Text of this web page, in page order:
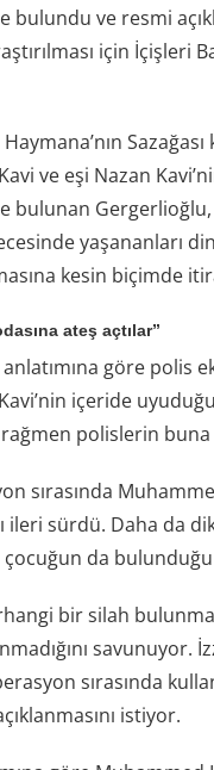
bulundu ve resmi
için İçişleri
ve eşi Nazan
bulunan Gergerlioğlu,
yaşananları
kesin biçimde
ateş açtılar”
anlatımına göre
içeride
polislerin
sırasında
ileri sürdü. Daha da
da bulunduğu
bir silah
savunuyor.
sırasında
istiyor.